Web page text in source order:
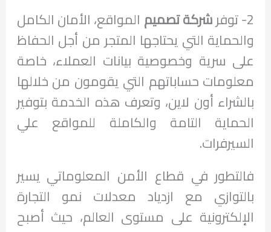
2- توفر
شركة تصميم المواقع، الأمان الكامل
والحماية التي يحتاجها المتجر من أجل الحفاظ
على سرية وخصوصية بيانات العملاء، خاصة
معلومات حساباتهم التي يقومون من خلالها
بالشراء أون لاين، وتعرف هذه الخدمة بتوفير
الحماية التامة والكاملة للمواقع علي
السيرفرات.
فالتطور في قطاع الأمن المعلوماتي يسير
بالتوازي مع ازدياد معدلات نمو التجارة
الإلكترونية على مستوى العالم، حيث أصبح